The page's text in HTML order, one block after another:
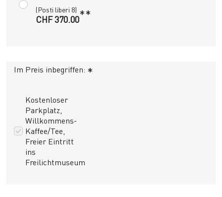
(Posti liberi 8)
CHF 370.00**
Im Preis inbegriffen: *
Kostenloser
Parkplatz,
Willkommens-
Kaffee/Tee,
Freier Eintritt
ins
Freilichtmuseum